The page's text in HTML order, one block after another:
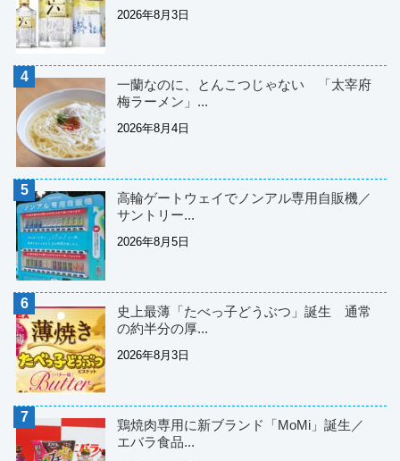
2026年8月3日
一蘭なのに、とんこつじゃない 「太宰府
梅ラーメン」...
2026年8月4日
高輪ゲートウェイでノンアル専用自販機／
サントリー...
2026年8月5日
史上最薄「たべっ子どうぶつ」誕生 通常
の約半分の厚...
2026年8月3日
鶏焼肉専用に新ブランド「MoMi」誕生／
エバラ食品...